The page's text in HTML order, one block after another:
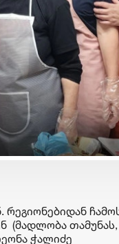
რეგიონებიდან
თამუნას,
ჭალიძე
ჯაჭვში“
ჩაერთო
და